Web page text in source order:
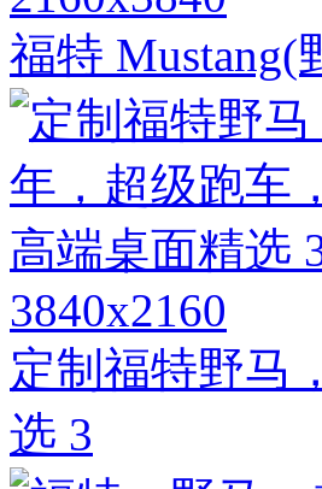
福特
3840x2160
定制福特野马
选 3